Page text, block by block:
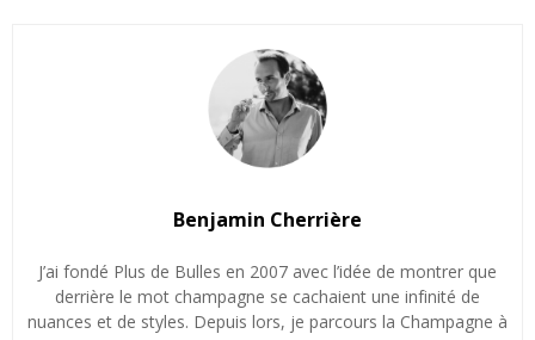
Benjamin Cherrière
J’ai fondé Plus de Bulles en 2007 avec l’idée de montrer que
derrière le mot champagne se cachaient une infinité de
nuances et de styles. Depuis lors, je parcours la Champagne à